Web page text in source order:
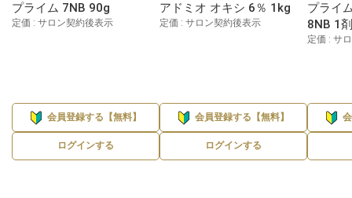
プライム 7NB 90g
定価 : サロン契約後表示
会員登録する【無料】
ログインする
アドミオ オキシ 6％ 1kg
定価 : サロン契約後表示
会員登録する【無料】
ログインする
プライ
8NB 1
定価 : サ